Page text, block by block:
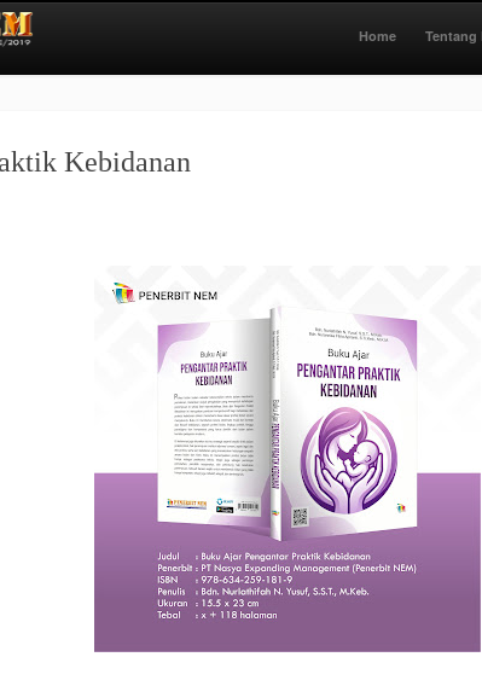
Home Tentang
Kebidanan